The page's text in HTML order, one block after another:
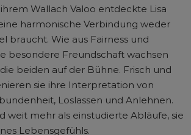
Wallach Valoo entdeckte Lisa
harmonische Verbindung weder
braucht. Wie aus Fairness und
besondere Freundschaft wachsen
beiden auf der Bühne. Frisch und
sie ihre Interpretation von
Loslassen und Anlehnen.
weit mehr als einstudierte Abläufe, sie
Lebensgefühls.